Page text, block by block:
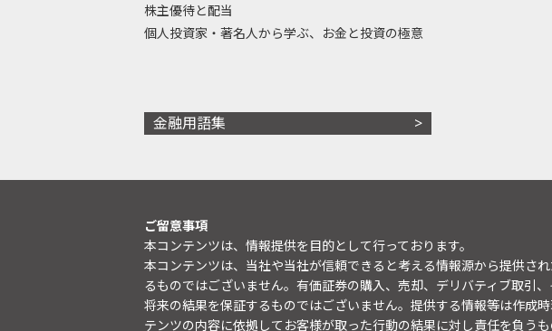
株主優待と配当
個人投資家・著名人から学ぶ、お金と投資の極意
金融用語集
ご留意事項
本コンテンツは、情報提供を目的として行っております。
本コンテンツは、当社や当社が信頼できると考える情報源から提供さ
るものではございません。有価証券の購入、売却、デリバティブ取引
将来の結果を保証するものではございません。提供する情報等は作成
テンツの内容に依拠してお客様が取った行動の結果に対し責任を負う